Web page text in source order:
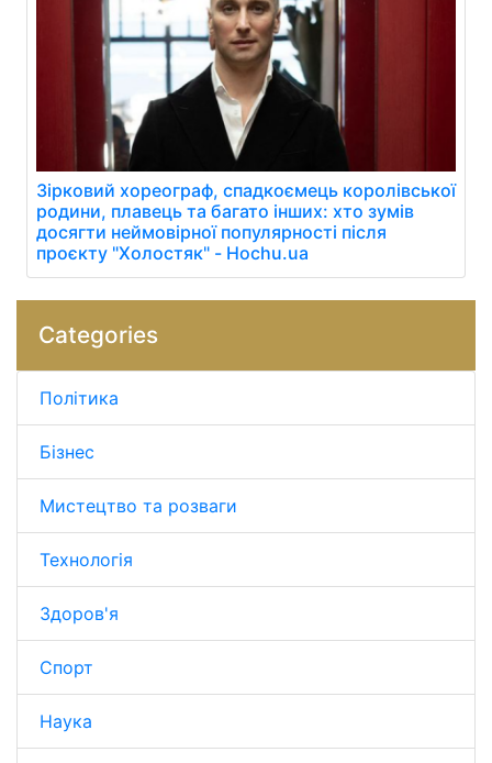
Зірковий хореограф, спадкоємець королівської
родини, плавець та багато інших: хто зумів
досягти неймовірної популярності після
проєкту "Холостяк" - Hochu.ua
Categories
Політика
Бізнес
Мистецтво та розваги
Технологія
Здоров'я
Спорт
Наука